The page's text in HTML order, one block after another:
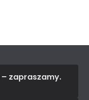
zapraszamy.